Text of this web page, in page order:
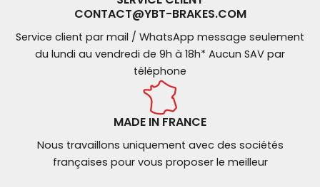
CONTACT@YBT-BRAKES.COM
Service client par mail / WhatsApp message seulement
du lundi au vendredi de 9h à 18h* Aucun SAV par
téléphone
MADE IN FRANCE
Nous travaillons uniquement avec des sociétés
françaises pour vous proposer le meilleur